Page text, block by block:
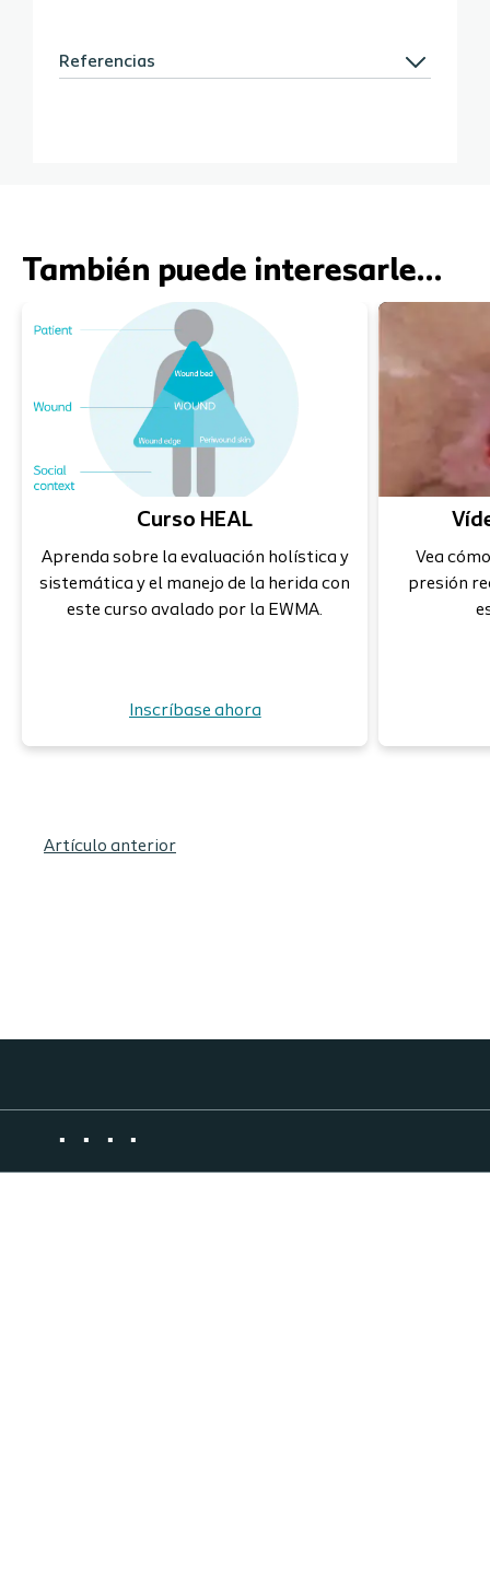
Referencias
También puede interesarle…
Curso HEAL
Aprenda sobre la evaluación holística y
sistemática y el manejo de la herida con
este curso avalado por la EWMA.
Inscríbase ahora
Vea
presión
Artículo anterior